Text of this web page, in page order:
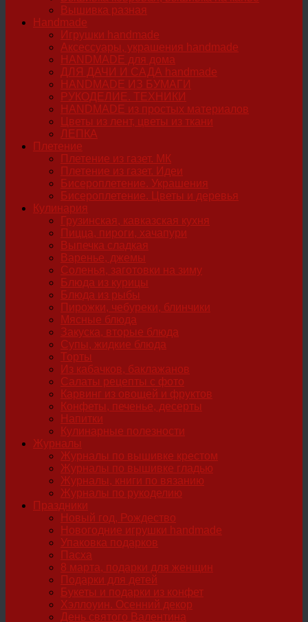
Вышивка разная
Handmade
Игрушки handmade
Аксессуары, украшения handmade
HANDMADE для дома
ДЛЯ ДАЧИ И САДА handmade
HANDMADE ИЗ БУМАГИ
РУКОДЕЛИЕ. ТЕХНИКИ
HANDMADE из простых материалов
Цветы из лент, цветы из ткани
ЛЕПКА
Плетение
Плетение из газет. МК
Плетение из газет. Идеи
Бисероплетение. Украшения
Бисероплетение. Цветы и деревья
Кулинария
Грузинская, кавказская кухня
Пицца, пироги, хачапури
Выпечка сладкая
Варенье, джемы
Соленья, заготовки на зиму
Блюда из курицы
Блюда из рыбы
Пирожки, чебуреки, блинчики
Мясные блюда
Закуска, вторые блюда
Супы, жидкие блюда
Торты
Из кабачков, баклажанов
Салаты рецепты с фото
Карвинг из овощей и фруктов
Конфеты, печенье, десерты
Напитки
Кулинарные полезности
Журналы
Журналы по вышивке крестом
Журналы по вышивке гладью
Журналы, книги по вязанию
Журналы по рукоделию
Праздники
Новый год, Рождество
Новогодние игрушки handmade
Упаковка подарков
Пасха
8 марта, подарки для женщин
Подарки для детей
Букеты и подарки из конфет
Хэллоуин. Осенний декор
День святого Валентина